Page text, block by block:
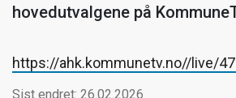
hovedutvalgene på
https://ahk.kommunetv.no//live/
Sist endret: 26.02.2026